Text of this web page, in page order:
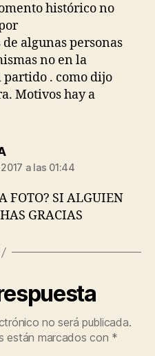
histórico no
algunas personas
no en la
. como dijo
Motivos hay a
dice:
a las 01:44
FOTO? SI ALGUIEN
GRACIAS
no será publicada.
están marcados con *